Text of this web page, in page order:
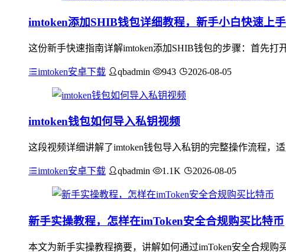
imtoken添加SHIB钱包详细教程，新手小白快速上
这份新手快速指南详解imtoken添加SHIB钱包的步骤：首先打
imtoken安卓下载 qbadmin 943 2026-08-05
imtoken钱包如何导入私钥视频
这段视频详细讲解了imtoken钱包导入私钥的完整操作流程，
imtoken安卓下载 qbadmin 1.1K 2026-08-05
新手实操教程，怎样在imToken安全合规购买比特币
本文为新手实操教程摘要，讲解如何通过imToken安全合规